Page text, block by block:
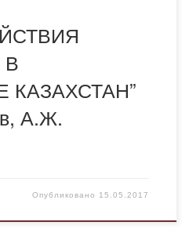
КАЗАХСТАН”
А.Ж.
Опубликовано 15.05.2017